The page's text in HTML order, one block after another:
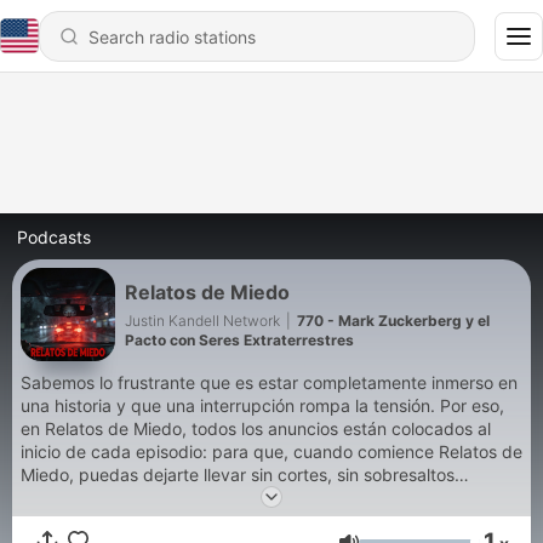
Podcasts
Relatos de Miedo
Justin Kandell Network
770 - Mark Zuckerberg y el
Pacto con Seres Extraterrestres
Sabemos lo frustrante que es estar completamente inmerso en
una historia y que una interrupción rompa la tensión. Por eso,
en Relatos de Miedo, todos los anuncios están colocados al
inicio de cada episodio: para que, cuando comience Relatos de
Miedo, puedas dejarte llevar sin cortes, sin sobresaltos
innecesarios, y al mismo tiempo apoyar este espacio que
existe para acompañarte en la oscuridad. Así, Relatos de